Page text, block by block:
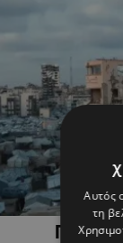
Γάζα:
Αυτός
τη